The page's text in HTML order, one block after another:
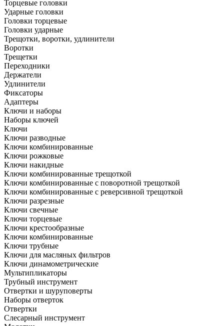
Торцевые головки
Ударные головки
Головки торцевые
Головки ударные
Трещотки, воротки, удлинители
Воротки
Трещетки
Переходники
Держатели
Удлинители
Фиксаторы
Адаптеры
Ключи и наборы
Наборы ключей
Ключи
Ключи разводные
Ключи комбинированные
Ключи рожковые
Ключи накидные
Ключи комбинированные трещоткой
Ключи комбинированные с поворотной трещоткой
Ключи комбинированные с реверсивной трещоткой
Ключи разрезные
Ключи свечные
Ключи торцевые
Ключи крестообразные
Ключи комбинированные
Ключи трубные
Ключи для масляных фильтров
Ключи динамометрические
Мультипликаторы
Трубный инструмент
Отвертки и шуруповерты
Наборы отверток
Отвертки
Слесарный инструмент